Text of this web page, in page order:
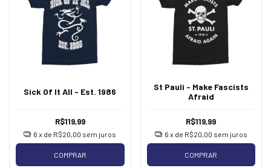
Sick Of It All - Est. 1986
R$119,99
6 x de R$20,00 sem juros
COMPRAR
St Pauli - Make Fascists
Afraid
R$119,99
6 x de R$20,00 sem juros
COMPRAR